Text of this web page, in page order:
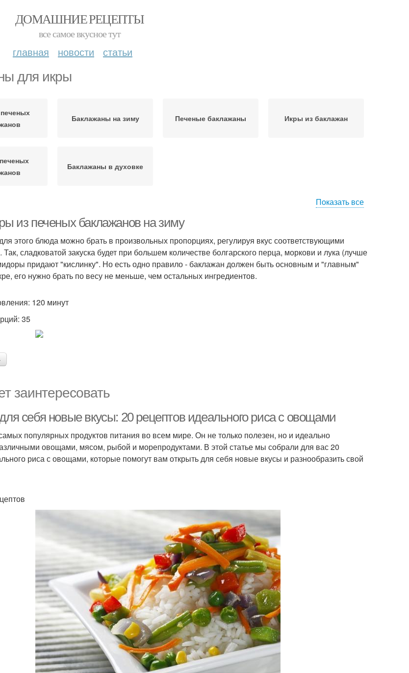
ДОМАШНИЕ РЕЦЕПТЫ
все самое вкусное тут
главная новости статьи
для икры
Баклажаны на зиму Печеные баклажаны Икры из баклажан
Баклажаны в духовке
Показать все
из печеных баклажанов на зиму
этого блюда можно брать в произвольных пропорциях, регулируя вкус соответствующими
сладковатой закуска будет при большем количестве болгарского перца, моркови и лука (лучше
придают "кислинку". Но есть одно правило - баклажан должен быть основным и "главным"
его нужно брать по весу не меньше, чем остальных ингредиентов.
120 минут
35
заинтересовать
себя новые вкусы: 20 рецептов идеального риса с овощами
популярных продуктов питания во всем мире. Он не только полезен, но и идеально
овощами, мясом, рыбой и морепродуктами. В этой статье мы собрали для вас 20
риса с овощами, которые помогут вам открыть для себя новые вкусы и разнообразить свой